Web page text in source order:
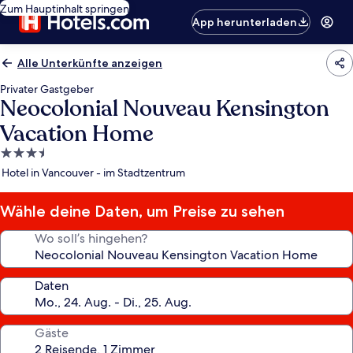
Zum Hauptinhalt springen
App herunterladen
Alle Unterkünfte anzeigen
Privater Gastgeber
Neocolonial Nouveau Kensington
Vacation Home
3.5-
Sterne-
Hotel in Vancouver - im Stadtzentrum
Wähle deine Daten, um Preise zu sehen
Wo soll’s hingehen?
Daten
Gäste